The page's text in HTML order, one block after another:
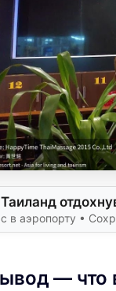
в аэропорту •
— что